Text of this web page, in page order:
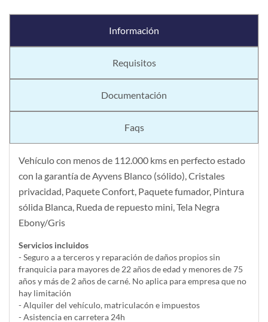
Información
Requisitos
Documentación
Faqs
Vehículo con menos de 112.000 kms en perfecto estado
con la garantía de Ayvens Blanco (sólido), Cristales
privacidad, Paquete Confort, Paquete fumador, Pintura
sólida Blanca, Rueda de repuesto mini, Tela Negra
Ebony/Gris
Servicios incluidos
- Seguro a a terceros y reparación de daños propios sin
franquicia para mayores de 22 años de edad y menores de 75
años y más de 2 años de carné. No aplica para empresa que no
hay limitación
- Alquiler del vehí­culo, matriculacón e impuestos
- Asistencia en carretera 24h